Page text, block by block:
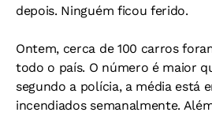
depois. Ninguém ficou ferido.
Ontem, cerca de 100 carros
todo o país. O número é maior
segundo a polícia, a média está
incendiados semanalmente.